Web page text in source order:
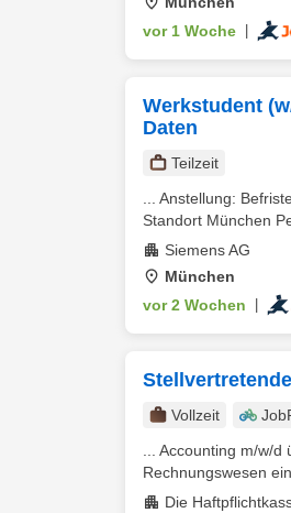
vor 1 Woche
Werkstudent
Daten
Teilzeit
... Anstellung:
Standort München
Siemens AG
München
vor 2 Wochen
Vollzeit
... Accounting m⁠/⁠w⁠/⁠
Rechnungswesen
Die